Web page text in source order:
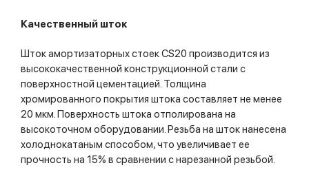
Качественный шток
Шток амортизаторных стоек CS20 производится из
высококачественной конструкционной стали с
поверхностной цементацией. Толщина
хромированного покрытия штока составляет не менее
20 мкм. Поверхность штока отполирована на
высокоточном оборудовании. Резьба на шток нанесена
холоднокатаным способом, что увеличивает ее
прочность на 15% в сравнении с нарезанной резьбой.